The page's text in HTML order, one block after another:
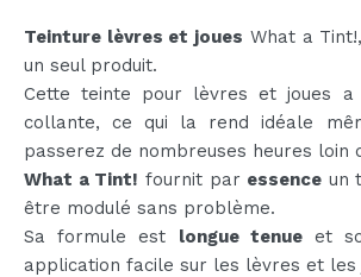
Teinture lèvres et joues What a
un seul produit.
Cette teinte pour lèvres et joues
collante, ce qui la rend idéale
passerez de nombreuses heures loin
What a Tint! fournit par essence un
être modulé sans problème.
Sa formule est longue tenueet
application facile sur les lèvres et les